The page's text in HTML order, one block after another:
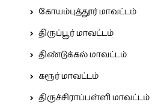
கோயம்புத்தூர் மாவட்டம்
திருப்பூர் மாவட்டம்
திண்டுக்கல் மாவட்டம்
கரூர் மாவட்டம்
திருச்சிராப்பள்ளி மாவட்டம்